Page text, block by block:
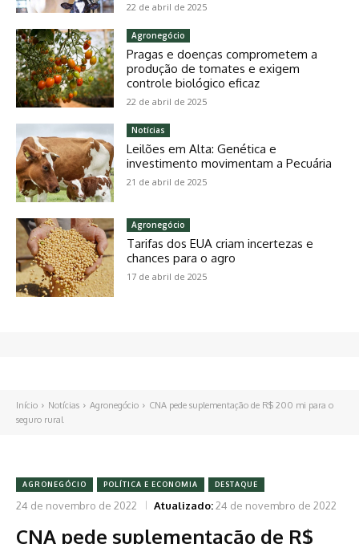
22 de abril de 2025
Agronegócio
Pragas e doenças comprometem a
produção de tomates e exigem
controle biológico eficaz
22 de abril de 2025
Notícias
Leilões em Alta: Genética e
investimento movimentam a Pecuária
21 de abril de 2025
Agronegócio
Tarifas dos EUA criam incertezas e
chances para o agro
17 de abril de 2025